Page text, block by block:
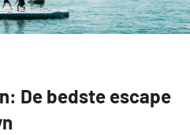
De bedste escape